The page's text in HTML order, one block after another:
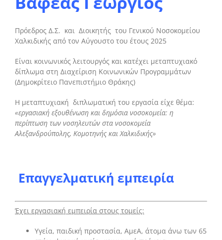
Πρόεδρος Δ.Σ. και Διοικητής του Γενικού Νοσοκομείου
Χαλκιδικής από τον Αύγουστο του έτους 2025
Είναι κοινωνικός λειτουργός και κατέχει μεταπτυχιακό
δίπλωμα στη Διαχείριση Κοινωνικών Προγραμμάτων
(Δημοκρίτειο Πανεπιστήμιο Θράκης)
Η μεταπτυχιακή διπλωματική του εργασία είχε θέμα:
«εργασιακή εξουθένωση και δημόσια νοσοκομεία: η
περίπτωση των νοσηλευτών στα νοσοκομεία
Αλεξανδρούπολης, Κομοτηνής και Χαλκιδικής»
Επαγγελματική εμπειρία
Έχει εργασιακή εμπειρία στους τομείς:
Υγεία, παιδική προστασία, ΑμεΑ, άτομα άνω των 65